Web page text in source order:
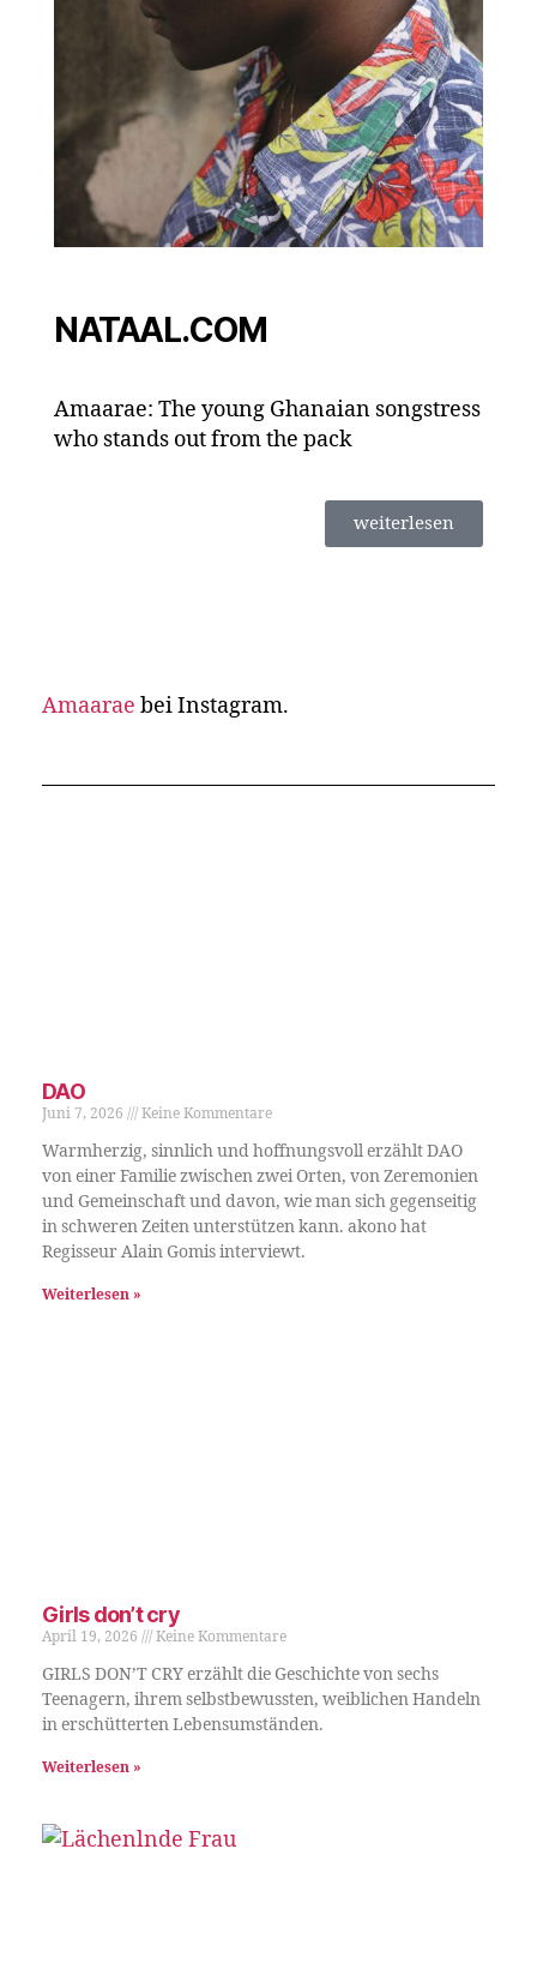
NATAAL.COM
Amaarae: The young Ghanaian songstress
who stands out from the pack
weiterlesen
Amaarae bei Instagram.
DAO
Juni 7, 2026 Keine Kommentare
Warmherzig, sinnlich und hoffnungsvoll erzählt DAO
von einer Familie zwischen zwei Orten, von Zeremonien
und Gemeinschaft und davon, wie man sich gegenseitig
in schweren Zeiten unterstützen kann. akono hat
Regisseur Alain Gomis interviewt.
Weiterlesen »
Girls don’t cry
April 19, 2026 Keine Kommentare
GIRLS DON’T CRY erzählt die Geschichte von sechs
Teenagern, ihrem selbstbewussten, weiblichen Handeln
in erschütterten Lebensumständen.
Weiterlesen »